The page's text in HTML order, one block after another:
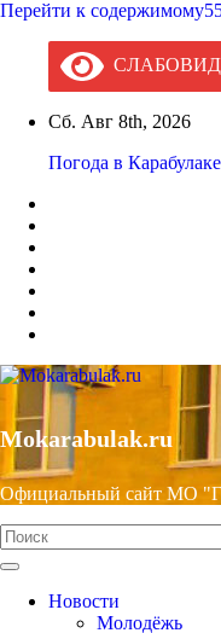
Перейти к
Сб. Авг 8th, 2026
Погода в Карабулаке
Mokarabulak.ru
Официальный сайт МО
Новости
Молодёжь